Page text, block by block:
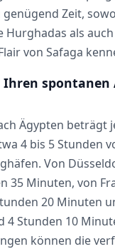
genügend Zeit,
Hurghadas als
von Safaga
spontanen
Ägypten beträgt
4 bis 5 Stunden
Von
35 Minuten, von
20 Minuten
4 Stunden 10
können die